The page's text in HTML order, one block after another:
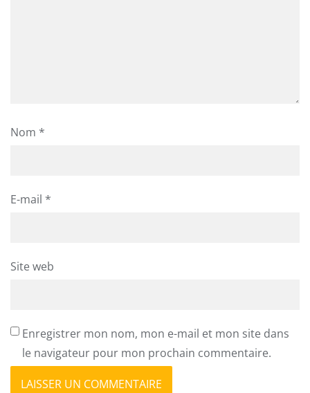
Nom *
E-mail *
Site web
Enregistrer mon nom, mon e-mail et mon site dans
le navigateur pour mon prochain commentaire.